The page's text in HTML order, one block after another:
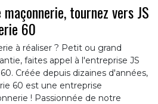
tournez vers JS
60
à réaliser ? Petit ou grand
faites appel à l'entreprise JS
Créée depuis dizaines d'années,
60 est une entreprise
! Passionnée de notre